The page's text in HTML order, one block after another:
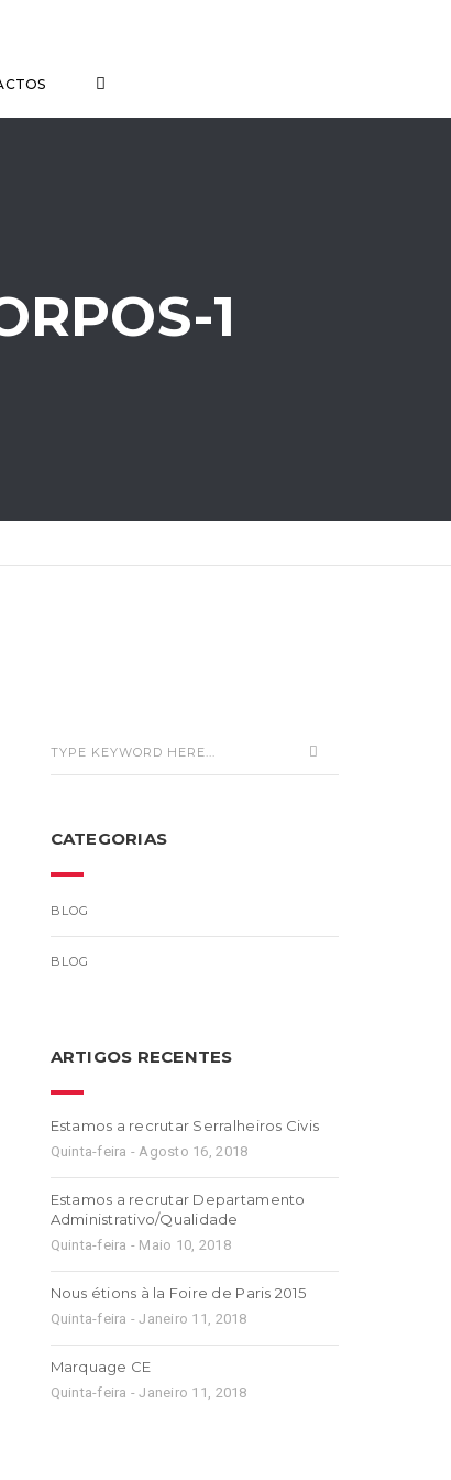
1
CATEGORIAS
BLOG
BLOG
ARTIGOS RECENTES
Estamos a recrutar Serralheiros Civis
Quinta-feira - Agosto 16, 2018
Estamos a recrutar Departamento
Administrativo/Qualidade
Quinta-feira - Maio 10, 2018
Nous étions à la Foire de Paris 2015
Quinta-feira - Janeiro 11, 2018
Marquage CE
Quinta-feira - Janeiro 11, 2018